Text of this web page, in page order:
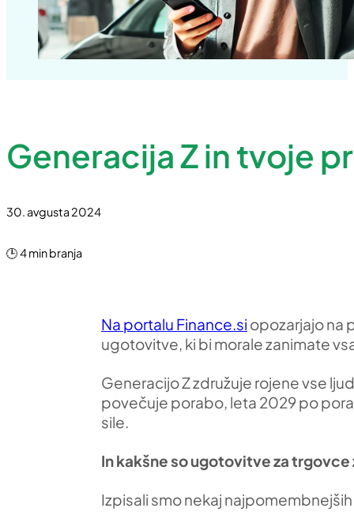
Generacija Z in tvoje
30. avgusta 2024
🕒 4 min branja
Na portalu Finance.si opozarjajo na
ugotovitve, ki bi morale zanimate
Generacijo Z združuje rojene vse
povečuje porabo, leta 2029 po
sile.
In kakšne so ugotovitve za
Izpisali smo nekaj